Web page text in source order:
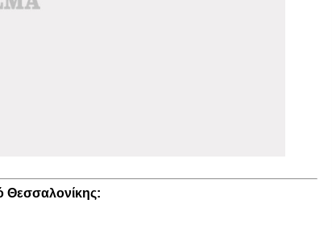
Θεσσαλονίκης: